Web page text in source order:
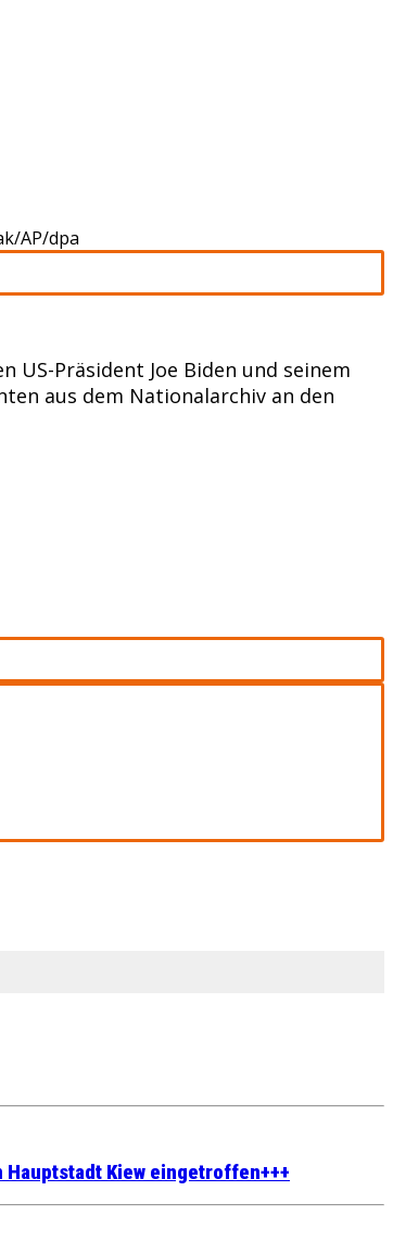
AP/dpa
US-Präsident Joe Biden und seinem
aus dem Nationalarchiv an den
Hauptstadt Kiew eingetroffen+++